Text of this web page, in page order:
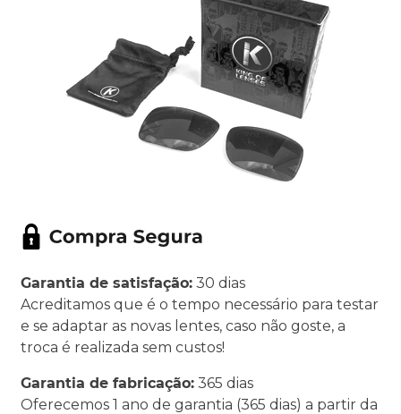
Garantia de satisfação: 30 dias
Acreditamos que é o tempo necessário para testar
e se adaptar as novas lentes, caso não goste, a
troca é realizada sem custos!
Garantia de fabricação: 365 dias
Oferecemos 1 ano de garantia (365 dias) a partir da